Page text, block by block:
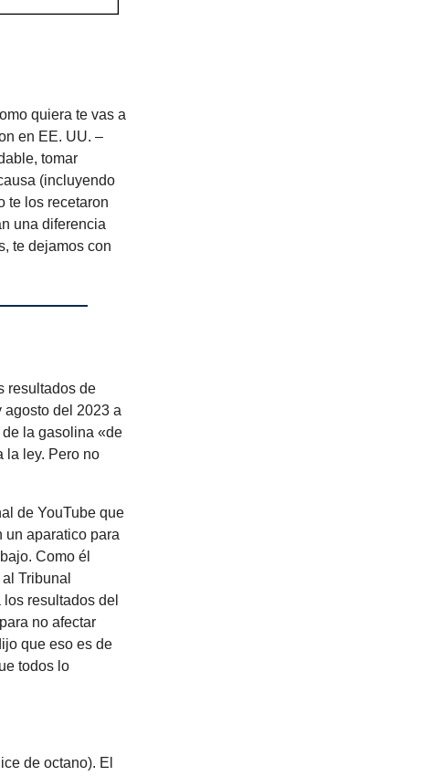
quiera te vas a
en EE. UU. –
tomar
(incluyendo
te los recetaron
una diferencia
te dejamos con
resultados de
del 2023 a
la gasolina «de
la ley. Pero no
de YouTube que
un aparatico para
Como él
Tribunal
resultados del
no afectar
que eso es de
todos lo
de octano). El